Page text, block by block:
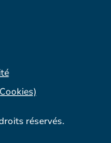
réservés.